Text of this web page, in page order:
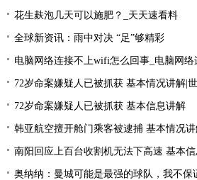
花生麸泡几天可以施肥？_天天速看料
全球新资讯：雨中对决 “足”够精彩
电脑网络连接不上wifi怎么回事_电脑网
72岁命案嫌疑人已被抓获 基本情况讲解|
72岁命案嫌疑人已被抓获 基本信息讲解
韩亚航空擅开舱门乘客被逮捕 基本情况
南阳回应上百台收割机无法下高速 基本
奥纳纳：曼城可能是最强的球队，我不保证国米能